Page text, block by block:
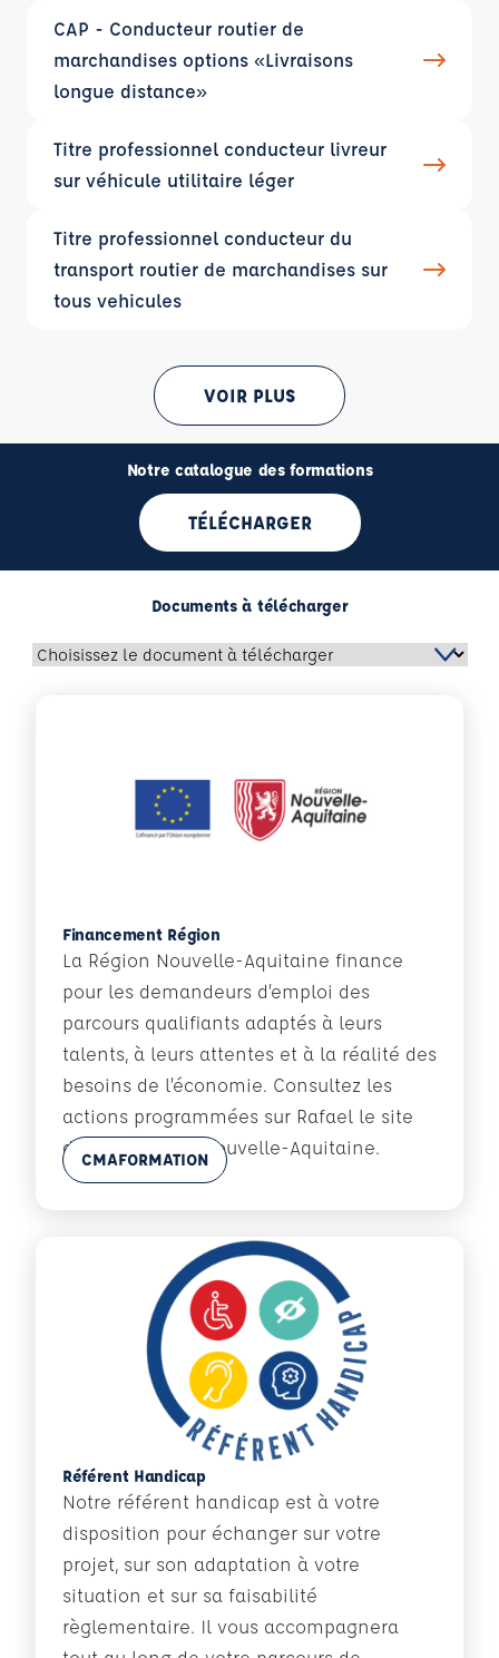
CAP - Conducteur routier de
marchandises options «Livraisons
longue distance»
Titre professionnel conducteur livreur
sur véhicule utilitaire léger
Titre professionnel conducteur du
transport routier de marchandises sur
tous vehicules
VOIR PLUS
Notre catalogue des formations
TÉLÉCHARGER
Documents à télécharger
Financement Région
La Région Nouvelle-Aquitaine finance
pour les demandeurs d’emploi des
parcours qualifiants adaptés à leurs
talents, à leurs attentes et à la réalité des
besoins de l’économie. Consultez les
actions programmées sur Rafael le site
de Cap Métiers Nouvelle-Aquitaine.
En savoir plus
CMAFORMATION
Référent Handicap
Notre référent handicap est à votre
disposition pour échanger sur votre
projet, sur son adaptation à votre
situation et sur sa faisabilité
règlementaire. Il vous accompagnera